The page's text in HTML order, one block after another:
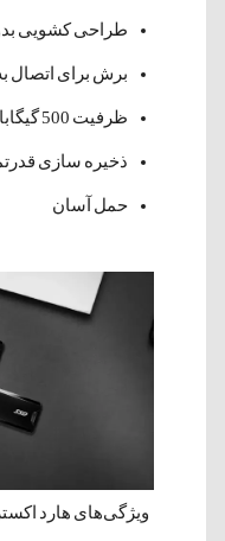
طراحی کشویی
برش برای اتصال
ظرفیت 500 گیگابایت
ذخیره سازی
حمل آسان